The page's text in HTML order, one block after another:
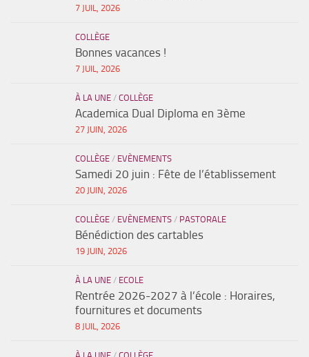
7 JUIL, 2026
COLLÈGE
Bonnes vacances !
7 JUIL, 2026
À LA UNE / COLLÈGE
Academica Dual Diploma en 3ème
27 JUIN, 2026
COLLÈGE / EVÈNEMENTS
Samedi 20 juin : Fête de l’établissement
20 JUIN, 2026
COLLÈGE / EVÈNEMENTS / PASTORALE
Bénédiction des cartables
19 JUIN, 2026
À LA UNE / ECOLE
Rentrée 2026-2027 à l’école : Horaires,
fournitures et documents
8 JUIL, 2026